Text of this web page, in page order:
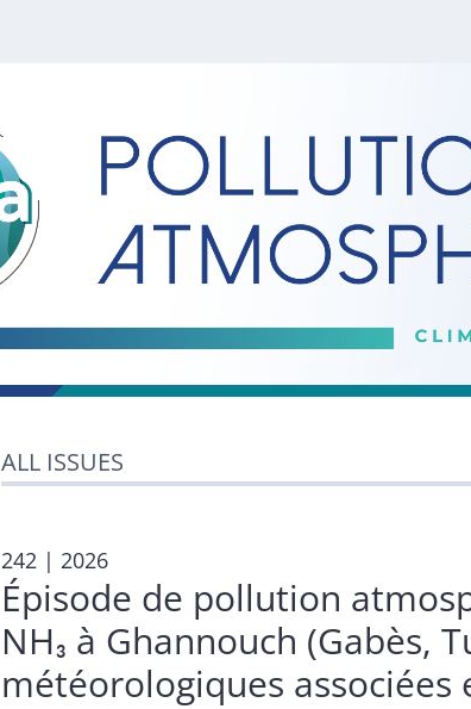
ALL ISSUES
242 | 2026
Épisode de pollution
NH₃ à Ghannouch (Gabès,
météorologiques